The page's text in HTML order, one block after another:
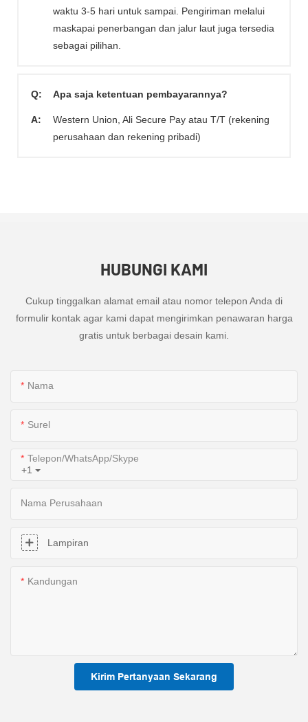
waktu 3-5 hari untuk sampai. Pengiriman melalui
maskapai penerbangan dan jalur laut juga tersedia
sebagai pilihan.
Q: Apa saja ketentuan pembayarannya?
A:
Western Union, Ali Secure Pay atau T/T (rekening
perusahaan dan rekening pribadi)
HUBUNGI KAMI
Cukup tinggalkan alamat email atau nomor telepon Anda di
formulir kontak agar kami dapat mengirimkan penawaran harga
gratis untuk berbagai desain kami.
Nama
Surel
+1
Telepon/WhatsApp/Skype
Nama Perusahaan
Lampiran
Kandungan
Kirim Pertanyaan Sekarang